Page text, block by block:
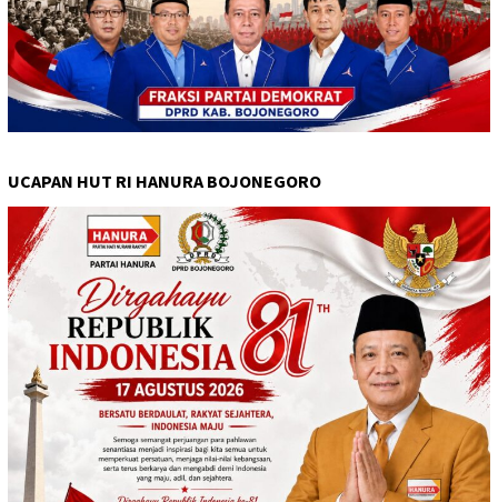
UCAPAN HUT RI HANURA BOJONEGORO